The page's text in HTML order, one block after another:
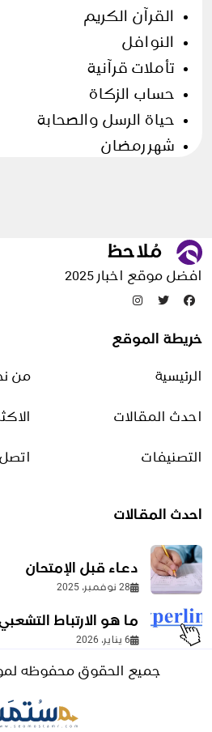
القرآن الكريم
النوافل
تأملات قرآنية
حساب الزكاة
حياة الرسل والصحابة
شهر رمضان
الأسرة
شؤون منزلية
طرق التحسين
طرق الربح من الإنترنت
منصات البيع
افضل موقع اخبار 2025
خريطة الموقع
الرئيسية من
احدث المقالات
التصنيفات اتصل
احدث المقالات
دعاء قبل الإمتحان
28 نوفمبر، 2025
ما هو الارتباط
6 يناير، 2026
جميع الحقوق محفوظه